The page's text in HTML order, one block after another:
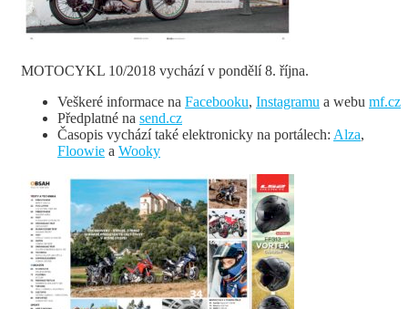
MOTOCYKL 10/2018 vychází v pondělí 8. října.
Veškeré informace na Facebooku, Instagramu a webu mf.cz
Předplatné na send.cz
Časopis vychází také elektronicky na portálech: Alza,
Floowie a Wooky